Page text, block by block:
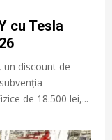
cu Tesla
un discount de
de 18.500 lei,...